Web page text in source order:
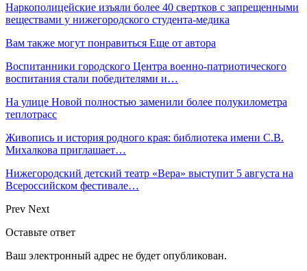
Наркополицейские изъяли более 40 свертков с запрещенными
веществами у нижегородского студента-медика
Вам также могут понравиться Еще от автора
Воспитанники городского Центра военно-патриотического
воспитания стали победителями и…
На улице Новой полностью заменили более полукилометра
теплотрасс
Живопись и история родного края: библиотека имени С.В.
Михалкова приглашает…
Нижегородский детский театр «Вера» выступит 5 августа на
Всероссийском фестивале…
Prev Next
Оставьте ответ
Ваш электронный адрес не будет опубликован.